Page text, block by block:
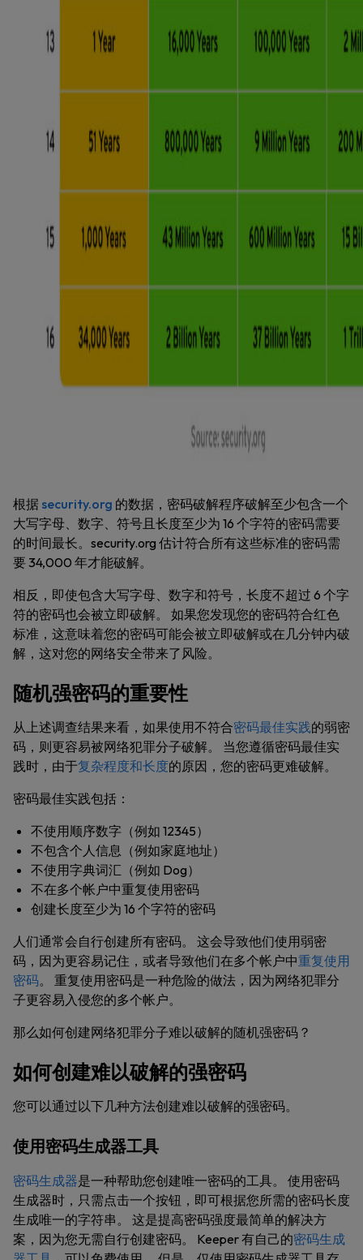
根据 security.org 的数据，密码破解程序破解至少包含一个
大写字母、数字、符号且长度至少为 16 个字符的密码需要
的时间最长。security.org 估计符合所有这些标准的密码需
要 34,000 年才能破解。
相反，即使包含大写字母、数字和符号，长度不超过 6 个字
符的密码也会被立即破解。 如果您发现您的密码符合红色
标准，这意味着您的密码可能会被立即破解或在几分钟内破
解，这对您的网络安全带来了风险。
随机强密码的重要性
从上述调查结果来看，如果使用不符合密码最佳实践的弱密
码，则更容易被网络犯罪分子破解。 当您遵循密码最佳实
践时，由于复杂程度和长度的原因，您的密码更难破解。
密码最佳实践包括：
不使用顺序数字（例如 12345）
不包含个人信息（例如家庭地址）
不使用字典词汇（例如 Dog）
不在多个帐户中重复使用密码
创建长度至少为 16 个字符的密码
人们通常会自行创建所有密码。 这会导致他们使用弱密
码，因为更容易记住，或者导致他们在多个帐户中重复使用
密码。 重复使用密码是一种危险的做法，因为网络犯罪分
子更容易入侵您的多个帐户。
那么如何创建网络犯罪分子难以破解的随机强密码？
如何创建难以破解的强密码
您可以通过以下几种方法创建难以破解的强密码。
使用密码生成器工具
密码生成器是一种帮助您创建唯一密码的工具。 使用密码
生成器时，只需点击一个按钮，即可根据您所需的密码长度
生成唯一的字符串。 这是提高密码强度最简单的解决方
案，因为您无需自行创建密码。 Keeper 有自己的密码生成